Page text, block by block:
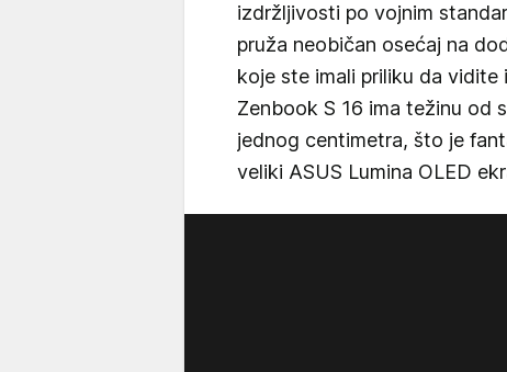
izdržljivosti po vojnim
pruža neobičan osećaj na
koje ste imali priliku da vidite
Zenbook S 16 ima težinu od
jednog centimetra, što je
veliki ASUS Lumina OLED